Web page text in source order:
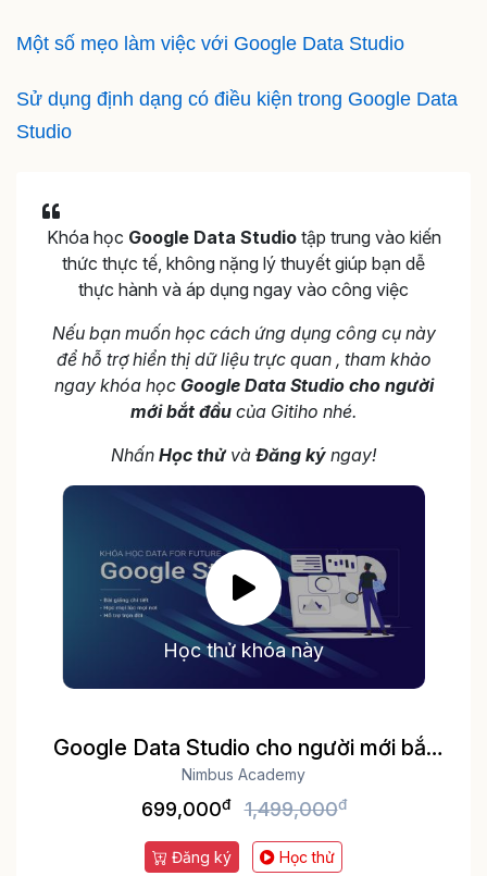
Một số mẹo làm việc với Google Data Studio
Sử dụng định dạng có điều kiện trong Google Data
Studio
Khóa học Google Data Studio tập trung vào kiến
thức thực tế, không nặng lý thuyết giúp bạn dễ
thực hành và áp dụng ngay vào công việc
Nếu bạn muốn học cách ứng dụng công cụ này
để hỗ trợ hiển thị dữ liệu trực quan , tham khảo
ngay khóa họcGoogle Data Studio cho người
mới bắt đầu của Gitiho nhé.
Nhấn Học thửvà Đăng ký ngay!
Học thử khóa này
Google Data Studio cho người mới bắt
đầu
Nimbus Academy
699,000đ 1,499,000đ
Đăng ký Học thử